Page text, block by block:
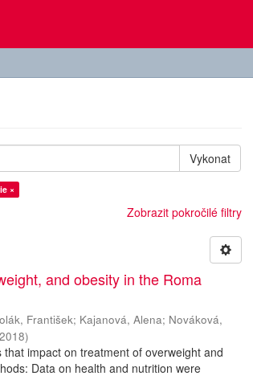
Vykonat
×
Zobrazit pokročilé filtry
and obesity in the Roma
František; Kajanová, Alena; Nováková,
2018)
impact on treatment of overweight and
Data on health and nutrition were